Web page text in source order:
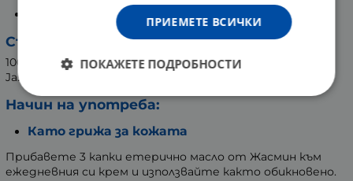
Действа като афродизиак.
Състав:
100% етерично масло от Жасмин
Jasminum Officinale Extract Oil
Начин на употреба:
Като грижа за кожата
Прибавете 3 капки етерично масло от Жасмин към
ежедневния си крем и използвайте както обикновено.
ПРИЕМЕТЕ ВСИЧКИ
ПОКАЖЕТЕ ПОДРОБНОСТИ